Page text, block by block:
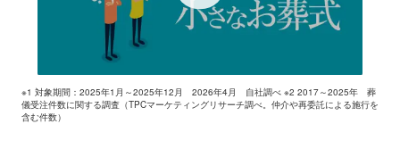
※1 対象期間：2025年1月～2025年12月 2026年4月 自社調べ ※2 2017～2025年 葬
儀受注件数に関する調査（TPCマーケティングリサーチ調べ。仲介や再委託による施行を
含む件数）